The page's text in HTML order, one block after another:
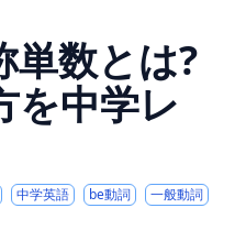
単数とは?
を中学レ
中学英語 be動詞 一般動詞